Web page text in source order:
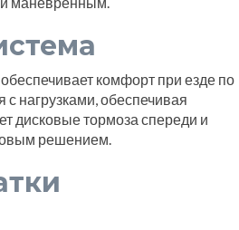
комфорт при езде по
нагрузками, обеспечивая
дисковые тормоза спереди и
решением.